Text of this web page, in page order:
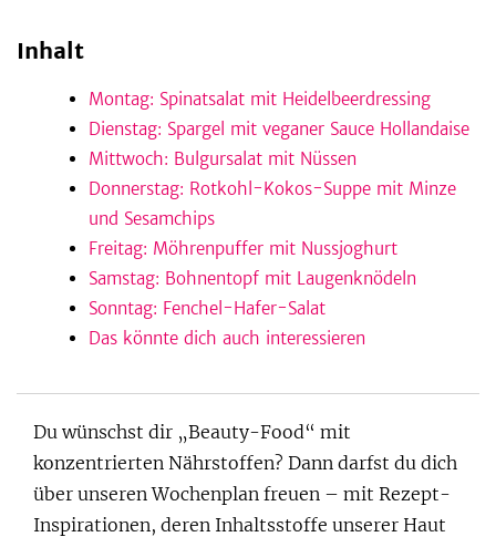
Inhalt
Montag: Spinatsalat mit Heidelbeerdressing
Dienstag: Spargel mit veganer Sauce Hollandaise
Mittwoch: Bulgursalat mit Nüssen
Donnerstag: Rotkohl-Kokos-Suppe mit Minze
und Sesamchips
Freitag: Möhrenpuffer mit Nussjoghurt
Samstag: Bohnentopf mit Laugenknödeln
Sonntag: Fenchel-Hafer-Salat
Das könnte dich auch interessieren
Du wünschst dir „Beauty-Food“ mit
konzentrierten Nährstoffen? Dann darfst du dich
über unseren Wochenplan freuen – mit Rezept-
Inspirationen, deren Inhaltsstoffe unserer Haut